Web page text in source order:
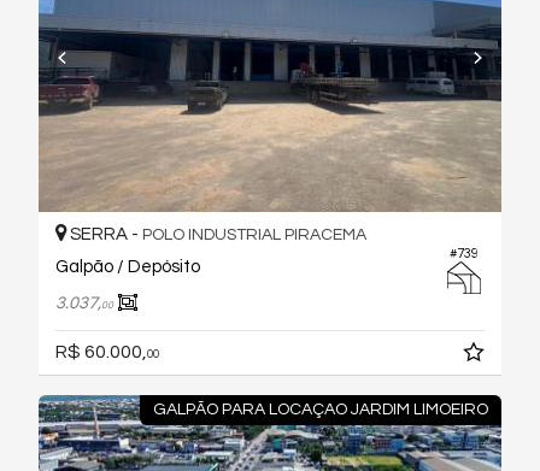
#739
SERRA - POLO INDUSTRIAL PIRACEMA
Galpão / Depósito
3.037,00
R$ 60.000, 00
GALPÃO PARA LOCAÇAO JARDIM LIMOEIRO